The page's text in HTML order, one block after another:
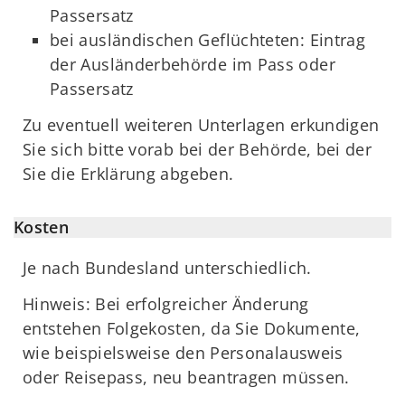
Passersatz
bei ausländischen Geflüchteten: Eintrag
der Ausländerbehörde im Pass oder
Passersatz
Zu eventuell weiteren Unterlagen erkundigen
Sie sich bitte vorab bei der Behörde, bei der
Sie die Erklärung abgeben.
Kosten
Je nach Bundesland unterschiedlich.
Hinweis: Bei erfolgreicher Änderung
entstehen Folgekosten, da Sie Dokumente,
wie beispielsweise den Personalausweis
oder Reisepass, neu beantragen müssen.